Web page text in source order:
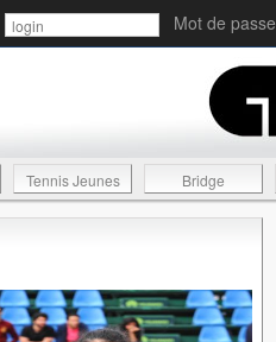
Mot de passe
Tennis Jeunes Bridge